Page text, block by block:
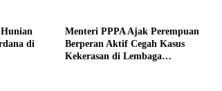
di
Menteri PPPA Ajak Perempuan
Berperan Aktif Cegah Kasus
Kekerasan di Lembaga